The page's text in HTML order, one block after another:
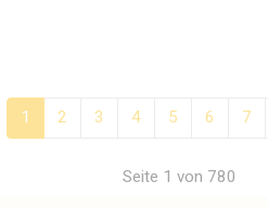
1 2 3 4 5 6 7
Seite 1 von 780